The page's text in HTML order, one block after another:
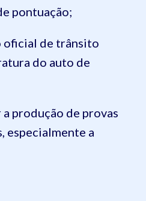
pontuação;
oficial de trânsito
do auto de
produção de provas
especialmente a